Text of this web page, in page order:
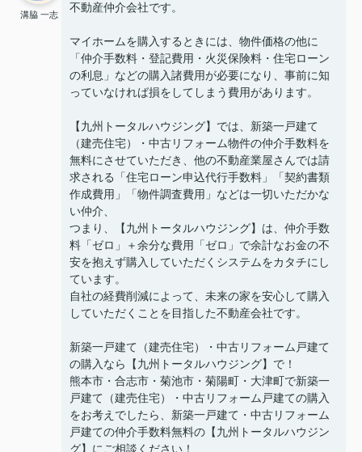
溝脇 一志
不動産仲介会社です。
マイホームを購入するときには、物件価格の他に
「仲介手数料・登記費用・火災保険料・住宅ローン
の利息」などの購入諸費用が必要になり、事前に知
っていなければ損をしてしまう費用があります。
【九州トータルハウジング】では、新築一戸建て
（建売住宅）・中古リフォーム物件の仲介手数料を
無料にさせていただき、他の不動産業屋さんでは請
求される「住宅ローン申込代行手数料」「契約書類
作成費用」「物件調査費用」などは一切いただかな
い仲介、
つまり、【九州トータルハウジング】は、仲介手数
料「ゼロ」＋余分な費用「ゼロ」で余計なお金の不
安を抱えず購入していただくシステムをカタチにし
ています。
自社の経費削減によって、未来の家を安心して購入
していただくことを目指した不動産会社です。
新築一戸建て（建売住宅）・中古リフォーム戸建て
の購入なら【九州トータルハウジング】で！
熊本市・合志市・菊池市・菊陽町・大津町で新築一
戸建て（建売住宅）・中古リフォーム戸建ての購入
をお考えでしたら、新築一戸建て・中古リフォーム
戸建ての仲介手数料無料の【九州トータルハウジン
グ】にご相談ください！